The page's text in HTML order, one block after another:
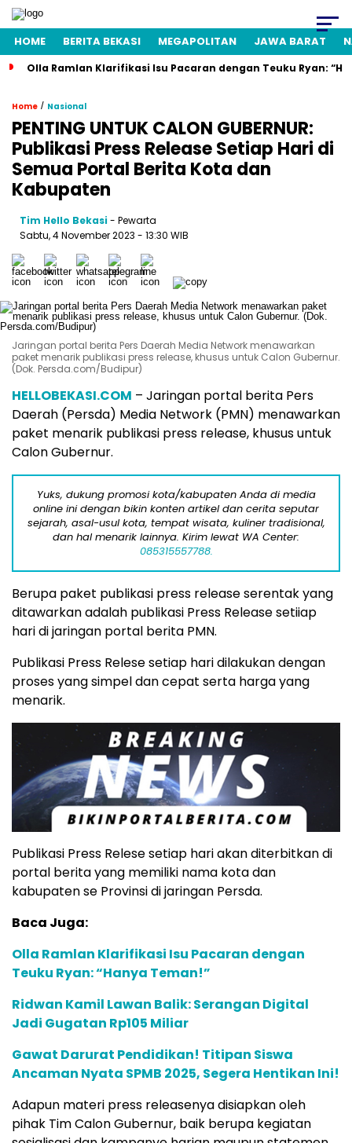
HOME BERITA BEKASI MEGAPOLITAN JAWA BARAT
Olla Ramlan Klarifikasi Isu Pacaran dengan Teuku Ryan:
Home / Nasional
PENTING UNTUK CALON GUBERNUR:
Publikasi Press Release Setiap Hari di
Semua Portal Berita Kota dan
Kabupaten
Tim Hello Bekasi- Pewarta
Sabtu, 4 November 2023 - 13:30 WIB
Jaringan portal berita Pers Daerah Media Network menawarkan
paket menarik publikasi press release, khusus untuk Calon Gubernur.
(Dok. Persda.com/Budipur)
HELLOBEKASI.COM – Jaringan portal berita Pers
Daerah (Persda) Media Network (PMN) menawarkan
paket menarik publikasi press release, khusus untuk
Calon Gubernur.
Yuks, dukung promosi kota/kabupaten Anda di media
online ini dengan bikin konten artikel dan cerita seputar
sejarah, asal-usul kota, tempat wisata, kuliner tradisional,
dan hal menarik lainnya. Kirim lewat WA Center:
085315557788.
Berupa paket publikasi press release serentak yang
ditawarkan adalah publikasi Press Release setiiap
hari di jaringan portal berita PMN.
Publikasi Press Relese setiap hari dilakukan dengan
proses yang simpel dan cepat serta harga yang
menarik.
Publikasi Press Relese setiap hari akan diterbitkan di
portal berita yang memiliki nama kota dan
kabupaten se Provinsi di jaringan Persda.
Baca Juga:
Olla Ramlan Klarifikasi Isu Pacaran dengan
Teuku Ryan: “Hanya Teman!”
Ridwan Kamil Lawan Balik: Serangan Digital
Jadi Gugatan Rp105 Miliar
Gawat Darurat Pendidikan! Titipan Siswa
Ancaman Nyata SPMB 2025, Segera Hentikan Ini!
Adapun materi press releasenya disiapkan oleh
pihak Tim Calon Gubernur, baik berupa kegiatan